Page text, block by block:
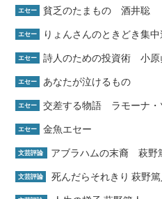
エセー 貧乏のたまもの 酒井聡
エセー りょんさんのときどき集
エセー 詩人のための投資術 小原
エセー あなたが泣けるもの
エセー 交差する物語 ラモーナ・
エセー 金魚エセー
文芸評論 アブラハムの末裔 萩野
文芸評論 死んだらそれきり 萩野